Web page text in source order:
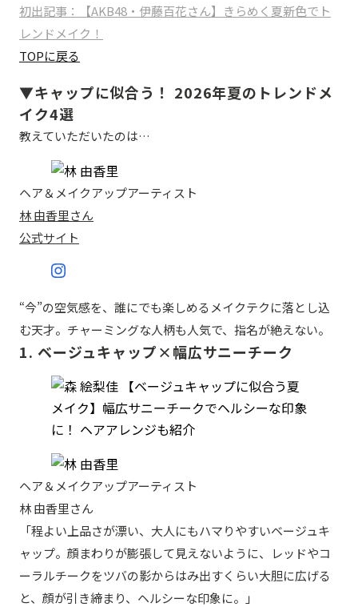
初出記事：【AKB48・伊藤百花さん】きらめく夏新色でト
レンドメイク！
TOPに戻る
▼キャップに似合う！ 2026年夏のトレンドメ
イク4選
教えていただいたのは…
ヘア＆メイクアップアーティスト
林 由香里さん
公式サイト
“今”の空気感を、誰にでも楽しめるメイクテクに落とし込
む天才。チャーミングな人柄も人気で、指名が絶えない。
1. ベージュキャップ×幅広サニーチーク
ヘア＆メイクアップアーティスト
林 由香里さん
「程よい上品さが漂い、大人にもハマりやすいベージュキ
ャップ。顔まわりが膨張して見えないように、レッドやコ
ーラルチークをツバの影からはみ出すくらい大胆に広げる
と、顔が引き締まり、ヘルシーな印象に。」